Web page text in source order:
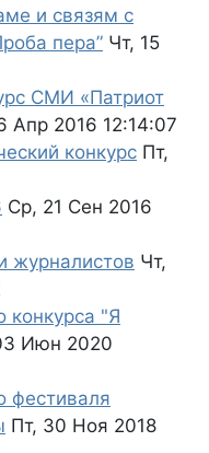
и связям с
пера” Чт, 15
СМИ «Патриот
Апр 2016 12:14:07
конкурс Пт,
Ср, 21 Сен 2016
журналистов Чт,
конкурса "Я
Июн 2020
фестиваля
Пт, 30 Ноя 2018